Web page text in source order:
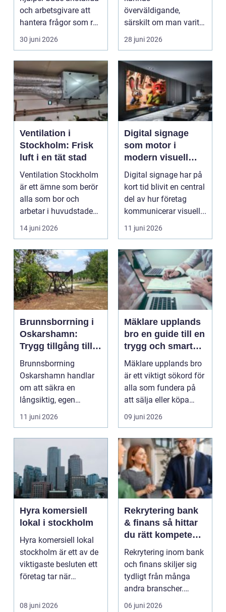
och arbetsgivare
och arbetsgivare att
hantera frågor som rör
anställning,...
30 juni 2026
överväldigande,
särskilt om man varit
utan arbete en tid eller
funder...
28 juni 2026
Ventilation i
Stockholm: Frisk
luft i en tät stad
Ventilation Stockholm
är ett ämne som berör
alla som bor och
arbetar i huvudstaden.
I...
14 juni 2026
Digital signage
som motor i
modern visuell
kommunikation
Digital signage har på
kort tid blivit en central
del av hur företag
kommunicerar visuell...
11 juni 2026
Brunnsborrning i
Oskarshamn:
Trygg tillgång till
eget vatten Året
runt
Brunnsborrning
Oskarshamn handlar
om att säkra en
långsiktig, egen
vattenkälla f&oum...
11 juni 2026
Mäklare upplands
bro en guide till en
trygg och smart
bostadsaffär
Mäklare upplands bro
är ett viktigt sökord för
alla som fundera på
att sälja eller köpa
bostad i kom...
09 juni 2026
Hyra komersiell
lokal i stockholm
Hyra komersiell lokal
stockholm är ett av de
viktigaste besluten ett
företag tar när
08 juni 2026
Rekrytering bank
& finans så hittar
du rätt kompetens
i en reglerad
bransch
Rekrytering inom bank
och finans skiljer sig
tydligt från många
andra branscher.
Hårda regelverk, kr...
06 juni 2026